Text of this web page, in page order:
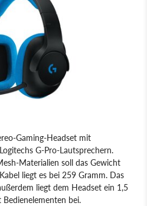
Gaming-Headset mit
G-Pro-Lautsprechern.
Materialien soll das Gewicht
liegt es bei 259 Gramm. Das
liegt dem Headset ein 1,5
bei.